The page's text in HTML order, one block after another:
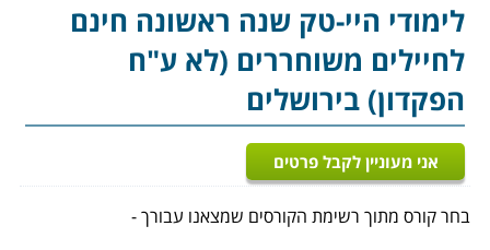
לימודי היי-טק שנה ראשונה חינם
לחיילים משוחררים (לא ע"ח
הפקדון) בירושלים
אני מעוניין לקבל פרטים
בחר קורס מתוך רשימת הקורסים שמצאנו עבורך -